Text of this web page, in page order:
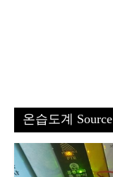
온습도계 Source